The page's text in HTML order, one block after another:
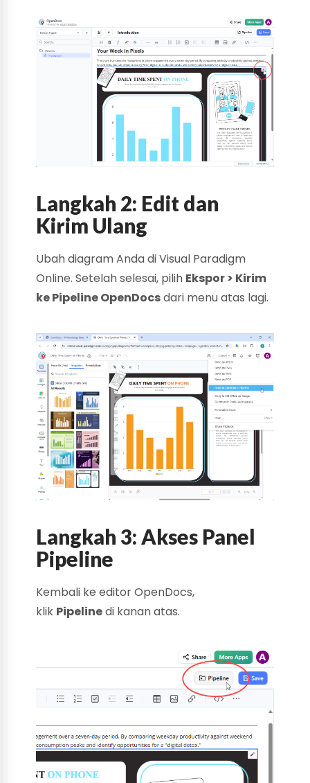
Langkah 2: Edit dan
Kirim Ulang
Ubah diagram Anda di Visual Paradigm
Online. Setelah selesai, pilih Ekspor > Kirim
ke Pipeline OpenDocsdari menu atas lagi.
Langkah 3: Akses Panel
Pipeline
Kembali ke editor OpenDocs,
klik Pipelinedi kanan atas.